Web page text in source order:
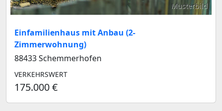
Musterbild
Einfamilienhaus mit Anbau (2-
Zimmerwohnung)
88433 Schemmerhofen
VERKEHRSWERT
175.000 €